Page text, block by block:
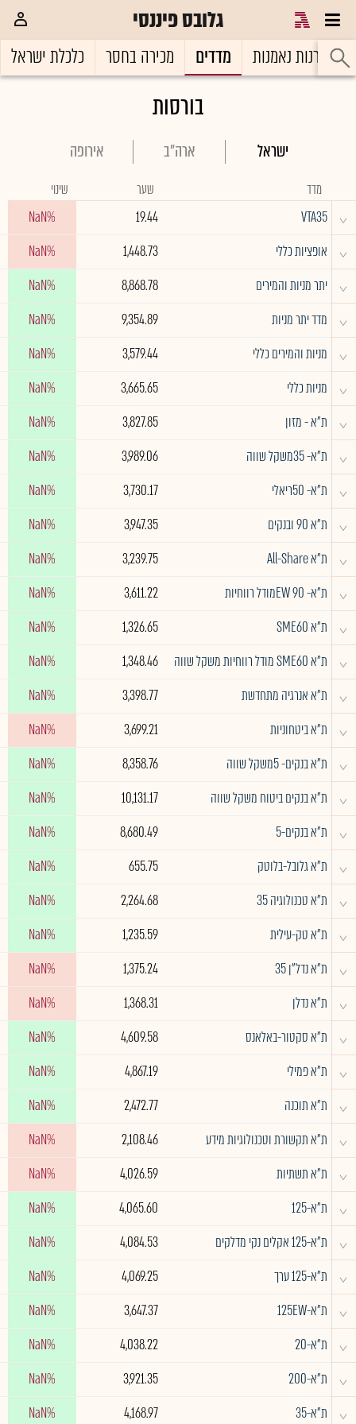
גלובס פיננסי
קרנות נאמנות מדדים מכירה בחסר כלכלת ישראל
בורסות
ישראל ארה"ב אירופה
מדד שער שינוי
^
VTA35
19.44
NaN%
^ אופציות כללי 1,448.73
NaN%
^ יתר מניות והמירים 8,868.78
NaN%
^ מדד יתר מניות 9,354.89
NaN%
^ מניות והמירים כללי 3,579.44
NaN%
^ מניות כללי 3,665.65
NaN%
^ ת"א - מזון 3,827.85
NaN%
^ ת"א- 35משקל שווה 3,989.06
NaN%
^ ת"א- 50ריאלי 3,730.17
NaN%
^ ת"א 90 ובנקים 3,947.35
NaN%
^ ת"א All-Share 3,239.75
NaN%
^ ת"א- EW 90מודל רווחיות 3,611.22
NaN%
^ ת"א SME60 1,326.65
NaN%
^ ת"א SME60 מודל רווחיות משקל שווה 1,348.46
NaN%
^ ת"א אנרגיה מתחדשת 3,398.77
NaN%
^ ת"א ביטחוניות 3,699.21
NaN%
^ ת"א בנקים- 5משקל שווה 8,358.76
NaN%
^ ת"א בנקים ביטוח משקל שווה 10,131.17
NaN%
^ ת"א בנקים-5 8,680.49
NaN%
^ ת"א גלובל-בלוטק 655.75
NaN%
^ ת"א טכנולוגיה 35 2,264.68
NaN%
^ ת"א טק-עילית 1,235.59
NaN%
^ ת"א נדל"ן 35 1,375.24
NaN%
^ ת"א נדלן 1,368.31
NaN%
^ ת"א סקטור-באלאנס 4,609.58
NaN%
^ ת"א פמילי 4,867.19
NaN%
^ ת"א תוכנה 2,472.77
NaN%
^ ת"א תקשורת וטכנולוגיות מידע 2,108.46
NaN%
^ ת"א תשתיות 4,026.59
NaN%
^ ת"א-125 4,065.60
NaN%
^ ת"א-125 אקלים נקי מדלקים 4,084.53
NaN%
^ ת"א-125 ערך 4,069.25
NaN%
^ ת"א-125EW 3,647.37
NaN%
^ ת"א-20 4,038.22
NaN%
^ ת"א-200 3,921.35
NaN%
^ ת"א-35 4,168.97
NaN%